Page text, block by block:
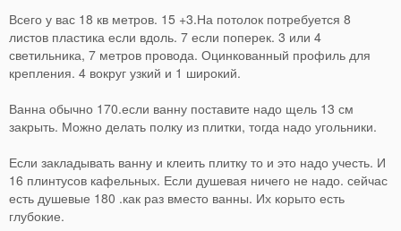
Всего у вас 18 кв метров. 15 +3.На потолок потребуется 8
листов пластика если вдоль. 7 если поперек. 3 или 4
светильника, 7 метров провода. Оцинкованный профиль для
крепления. 4 вокруг узкий и 1 широкий.
Ванна обычно 170.если ванну поставите надо щель 13 см
закрыть. Можно делать полку из плитки, тогда надо угольники.
Если закладывать ванну и клеить плитку то и это надо учесть. И
16 плинтусов кафельных. Если душевая ничего не надо. сейчас
есть душевые 180 .как раз вместо ванны. Их корыто есть
глубокие.